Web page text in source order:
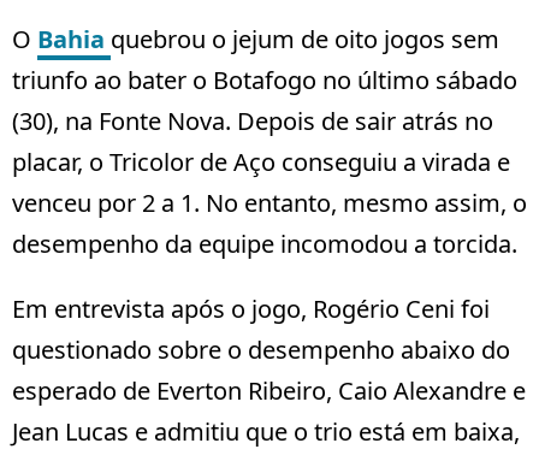
O Bahia quebrou o jejum de oito jogos sem
triunfo ao bater o Botafogo no último sábado
(30), na Fonte Nova. Depois de sair atrás no
placar, o Tricolor de Aço conseguiu a virada e
venceu por 2 a 1. No entanto, mesmo assim, o
desempenho da equipe incomodou a torcida.
Em entrevista após o jogo, Rogério Ceni foi
questionado sobre o desempenho abaixo do
esperado de Everton Ribeiro, Caio Alexandre e
Jean Lucas e admitiu que o trio está em baixa,